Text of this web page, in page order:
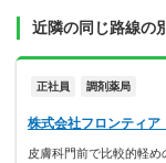
近隣の同じ路線の
正社員 調剤薬局
株式会社フロンティ
皮膚科門前で比較的軽め